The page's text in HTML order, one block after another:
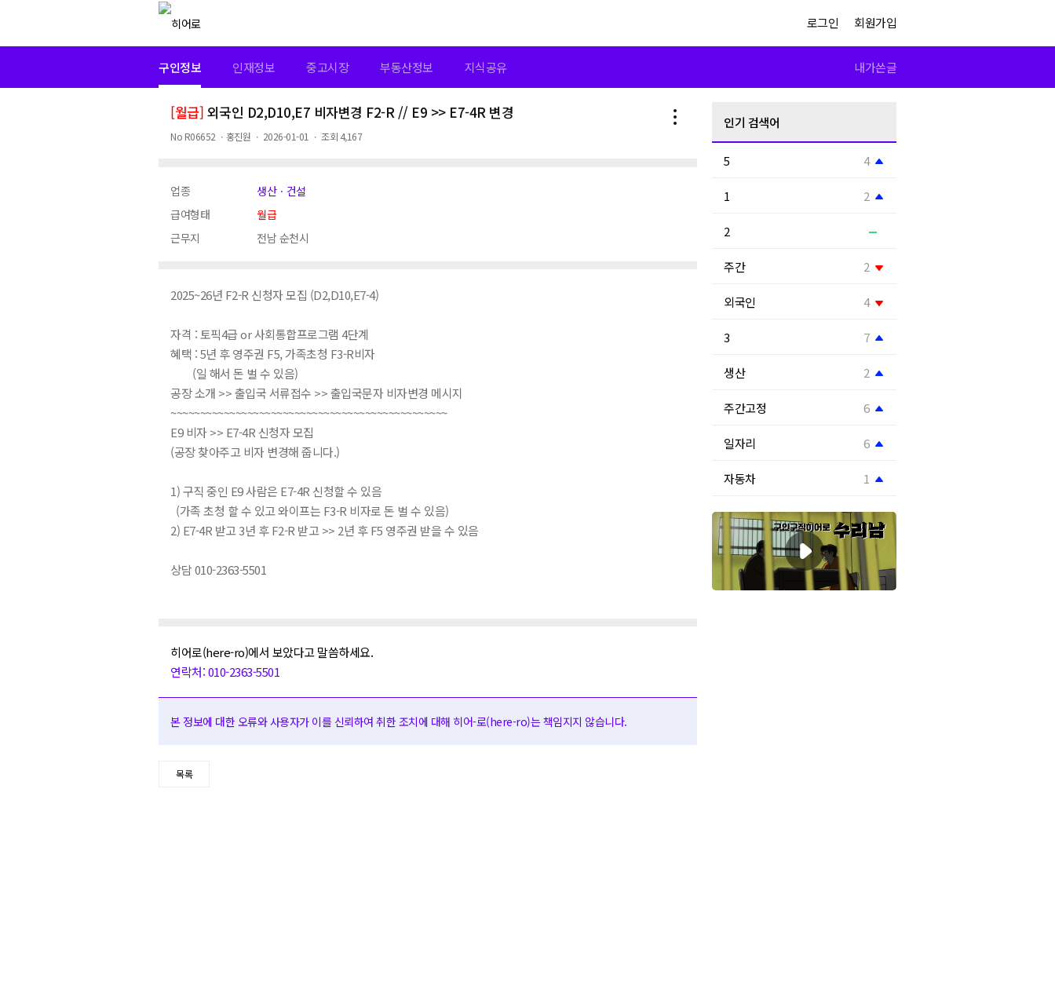
로그인 회원가입
구인정보 인재정보 중고시장 부동산정보 지식공유 내가쓴글
[월급] 외국인 D2,D10,E7 비자변경 F2-R // E9 >> E7-4R 변경
No R06652 ㆍ 홍진원 ㆍ 2026-01-01 ㆍ 조회 4,167
업종
생산ㆍ건설
급여형태
월급
근무지
전남 순천시
2025~26년 F2-R 신청자 모집 (D2,D10,E7-4)
자격 : 토픽4급 or 사회통합프로그램 4단계
혜택 : 5년 후 영주권 F5, 가족초청 F3-R비자
(일 해서 돈 벌 수 있음)
공장 소개 >> 출입국 서류접수 >> 출입국문자 비자변경 메시지
~~~~~~~~~~~~~~~~~~~~~~~~~~~~~~~~~~~~~~~~~~~~~~~
E9 비자 >> E7-4R 신청자 모집
(공장 찾아주고 비자 변경해 줍니다.)
1) 구직 중인 E9 사람은 E7-4R 신청할 수 있음
(가족 초청 할 수 있고 와이프는 F3-R 비자로 돈 벌 수 있음)
2) E7-4R 받고 3년 후 F2-R 받고 >> 2년 후 F5 영주권 받을 수 있음
상담 010-2363-5501
히어로(here-ro)에서 보았다고 말씀하세요.
연락처: 010-2363-5501
본 정보에 대한 오류와 사용자가 이를 신뢰하여 취한 조치에 대해 히어-로(here-ro)는 책임지지 않습니다.
목록
인기 검색어
5 4
1 2
2
주간 2
외국인 4
3 7
생산 2
주간고정 6
일자리 6
자동차 1